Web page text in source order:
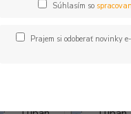
Dynamický
Súhlasím so
Prajem si odoberať novinky